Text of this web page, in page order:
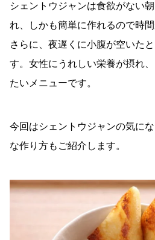
シェントウジャンは食欲がない
れ、しかも簡単に作れるので時
さらに、夜遅くに小腹が空いた
す。女性にうれしい栄養が摂れ
たいメニューです。
今回はシェントウジャンの気に
な作り方もご紹介します。